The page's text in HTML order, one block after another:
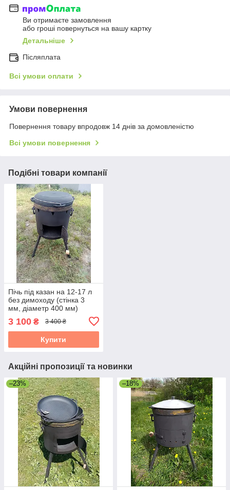
Ви отримаєте замовлення
або гроші повернуться на вашу картку
Детальніше
Післяплата
Всі умови оплати
Умови повернення
Повернення товару впродовж 14 днів за домовленістю
Всі умови повернення
Подібні товари компанії
Пічь під казан на 12-17 л
без димоходу (стінка 3
мм, діаметр 400 мм)
3 100 ₴ 3 400 ₴
Купити
Акційні пропозиції та новинки
–23% –18%